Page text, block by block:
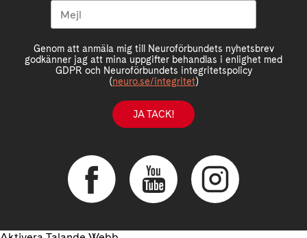
Genom att anmäla mig till Neuroförbundets nyhetsbrev
godkänner jag att mina uppgifter behandlas i enlighet med
GDPR och Neuroförbundets integritetspolicy
(neuro.se/integritet)
JA TACK!